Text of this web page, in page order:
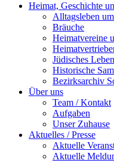
Heimat, Geschichte
Alltagsleben
Bräuche
Heimatvereine
Jüdisches
Historische
Bezirksarchiv
Über uns
Team / Kontakt
Aufgaben
Unser Zuhause
Aktuelles / Presse
Aktuelle
Aktuelle